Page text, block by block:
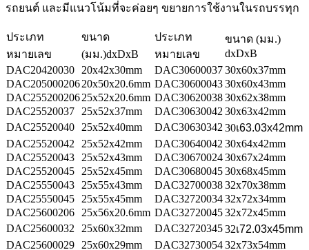
รถยนต์ และมีแนวโน้มที่จะค่อยๆ ขยายการใช้งานในรถบรรทุก
ประเภท
หมายเลข
ขนาด
(มม.)dxDxB
ประเภท
หมายเลข
ขนาด (มม.)
dxDxB
DAC20420030
20x42x30mm DAC3060003730x60x37mm
DAC20500020620x50x20.6mm DAC3060004330x60x43mm
DAC25520020625x52x20.6mm DAC3062003830x62x38mm
DAC25520037
25x52x37mm DAC30630042 30x63x42mm
DAC25520040
25x52x40mm DAC30630342 30เ63.03x42mm
DAC25520042
25x52x42mm DAC30640042 30x64x42mm
DAC25520043
25x52x43mm DAC3067002430x67x24mm
DAC25520045
25x52x45mm DAC3068004530x68x45mm
DAC25550043
25x55x43mm DAC3270003832x70x38mm
DAC25550045
25x55x45mm DAC3272003432x72x34mm
DAC25600206
25x56x20.6mm DAC3272004532x72x45mm
DAC25600032
25x60x32mm DAC3272034532เ72.03x45mm
DAC25600029
25x60x29mm DAC3273005432x73x54mm